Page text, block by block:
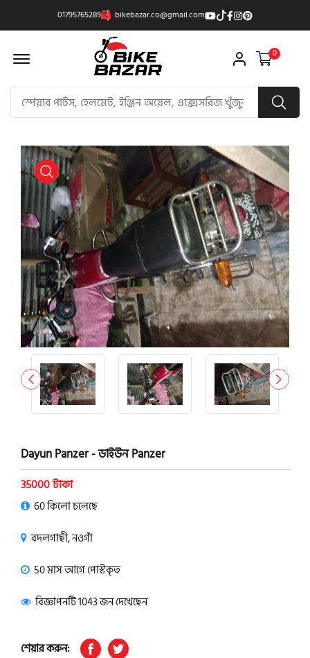
01795765289 bikebazar.co@gmail.com
Offcanvas Menu Open 0
product view
Dayun Panzer - ডাইউন Panzer
35000 টাকা
60 কিলো চলেছে
বদলগাছী, নওগাঁ
50 মাস আগে পোস্টকৃত
বিজ্ঞাপনটি 1043 জন দেখেছেন
শেয়ার করুন: